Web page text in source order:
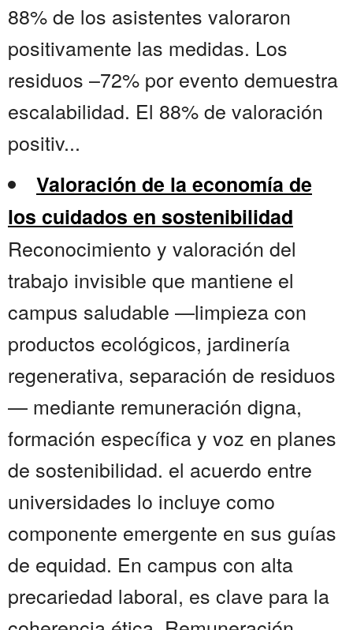
88% de los asistentes valoraron
positivamente las medidas. Los
residuos –72% por evento demuestra
escalabilidad. El 88% de valoración
positiv...
Valoración de la economía de
los cuidados en sostenibilidad
Reconocimiento y valoración del
trabajo invisible que mantiene el
campus saludable —limpieza con
productos ecológicos, jardinería
regenerativa, separación de residuos
— mediante remuneración digna,
formación específica y voz en planes
de sostenibilidad. el acuerdo entre
universidades lo incluye como
componente emergente en sus guías
de equidad. En campus con alta
precariedad laboral, es clave para la